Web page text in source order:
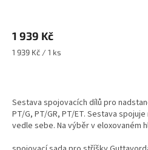
1 939 Kč
Měrná
1 939 Kč / 1 ks
Sestava spojovacích dílů pro
PT/G, PT/GR, PT/ET. Sestava
vedle sebe. Na výběr v eloxovaném